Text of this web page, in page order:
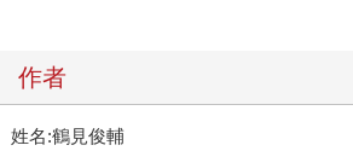
作者
姓名:鶴見俊輔